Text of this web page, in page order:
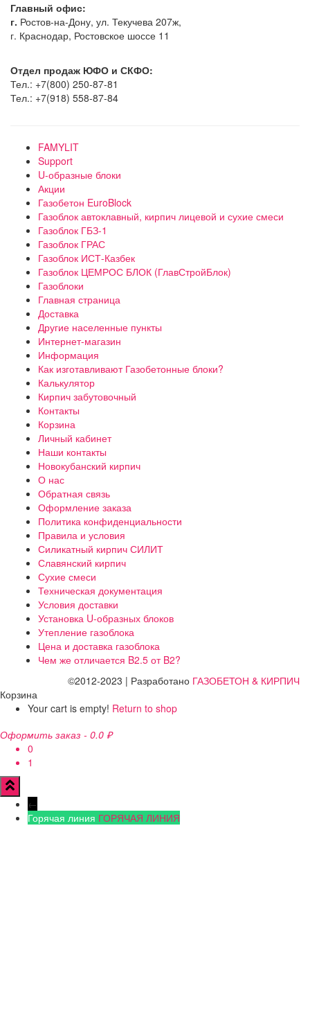
Главный офис:
г. Ростов-на-Дону, ул. Текучева 207ж,
г. Краснодар, Ростовское шоссе 11
Отдел продаж ЮФО и СКФО:
Тел.: +7(800) 250-87-81
Тел.: +7(918) 558-87-84
FAMYLIT
Support
U-образные блоки
Акции
Газобетон EuroBlock
Газоблок автоклавный, кирпич лицевой и сухие смеси
Газоблок ГБЗ-1
Газоблок ГРАС
Газоблок ИСТ-Казбек
Газоблок ЦЕМРОС БЛОК (ГлавСтройБлок)
Газоблоки
Главная страница
Доставка
Другие населенные пункты
Интернет-магазин
Информация
Как изготавливают Газобетонные блоки?
Калькулятор
Кирпич забутовочный
Контакты
Корзина
Личный кабинет
Наши контакты
Новокубанский кирпич
О нас
Обратная связь
Оформление заказа
Политика конфиденциальности
Правила и условия
Силикатный кирпич СИЛИТ
Славянский кирпич
Сухие смеси
Техническая документация
Условия доставки
Установка U-образных блоков
Утепление газоблока
Цена и доставка газоблока
Чем же отличается B2.5 от B2?
©2012-2023 | Разработано ГАЗОБЕТОН & КИРПИЧ
Корзина
Your cart is empty! Return to shop
Оформить заказ - 0.0 ₽
0
1
←
Горячая линия ГОРЯЧАЯ ЛИНИЯ